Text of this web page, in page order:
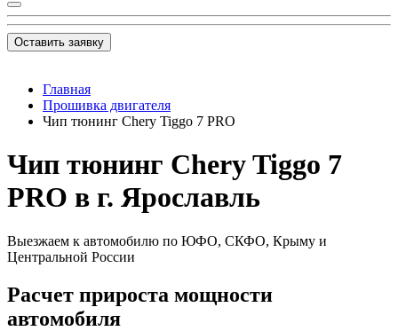
Оставить заявку
Главная
Прошивка двигателя
Чип тюнинг Chery Tiggo 7 PRO
Чип тюнинг Chery Tiggo 7
PRO в г. Ярославль
Выезжаем к автомобилю по ЮФО, СКФО, Крыму и
Центральной России
Расчет прироста мощности
автомобиля